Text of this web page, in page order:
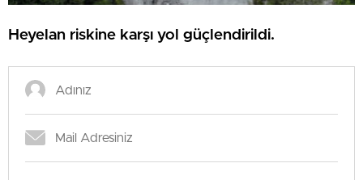
Heyelan riskine karşı yol güçlendirildi.